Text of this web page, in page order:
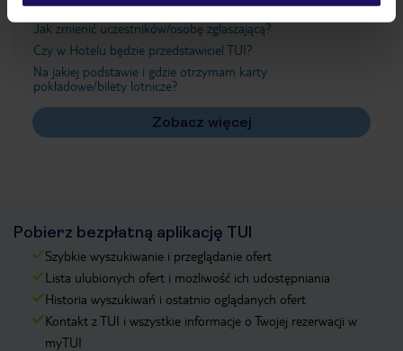
Jak zmienić uczestników/osobę zgłaszającą?
Czy w Hotelu będzie przedstawiciel TUI?
Na jakiej podstawie i gdzie otrzymam karty
pokładowe/bilety lotnicze?
Zobacz więcej
Pobierz bezpłatną aplikację TUI
Szybkie wyszukiwanie i przeglądanie ofert
Lista ulubionych ofert i możliwość ich udostępniania
Historia wyszukiwań i ostatnio oglądanych ofert
Kontakt z TUI i wszystkie informacje o Twojej rezerwacji w
myTUI